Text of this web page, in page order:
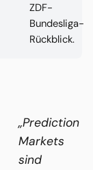
ZDF-
Bundesliga-
Rückblick.
„Prediction
Markets
sind